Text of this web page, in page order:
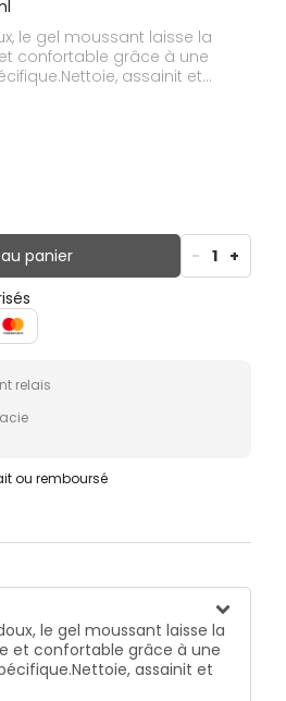
le gel moussant laisse la
confortable grâce à une
assainit et
panier - 1 +
relais
ou remboursé
le gel moussant laisse la
et confortable grâce à une
assainit et